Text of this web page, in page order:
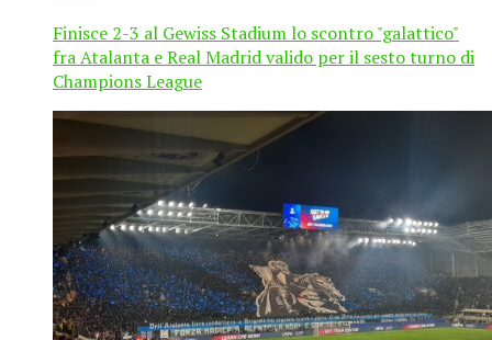
Finisce 2-3 al Gewiss Stadium lo scontro "galattico"
fra Atalanta e Real Madrid valido per il sesto turno di
Champions League